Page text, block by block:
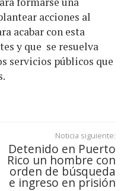
acciones al
acabar con esta
y que se resuelva
servicios públicos que
Noticia siguiente:
Detenido en Puerto
Rico un hombre con
orden de búsqueda
e ingreso en prisión